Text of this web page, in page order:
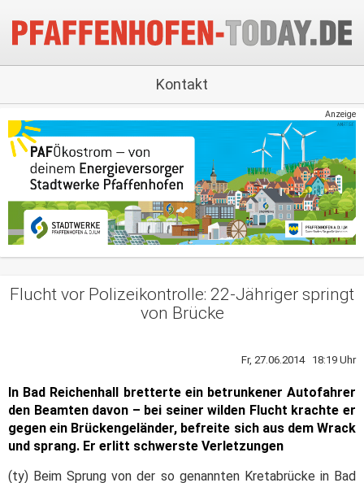
Kontakt
Anzeige
Flucht vor Polizeikontrolle: 22-Jähriger springt
von Brücke
Fr, 27.06.2014 18:19 Uhr
In Bad Reichenhall bretterte ein betrunkener Autofahrer
den Beamten davon – bei seiner wilden Flucht krachte er
gegen ein Brückengeländer, befreite sich aus dem Wrack
und sprang. Er erlitt schwerste Verletzungen
(ty) Beim Sprung von der so genannten Kretabrücke in Bad